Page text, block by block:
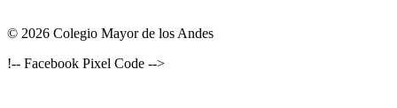
© 2026 Colegio Mayor de los Andes
!-- Facebook Pixel Code -->